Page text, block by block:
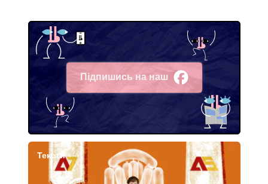
Підпишись на наш
Facebook
Тексти